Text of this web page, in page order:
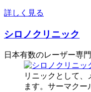
詳しく見る
シロノクリニック
日本有数のレーザー専
リニックとして
ます。サーマクー